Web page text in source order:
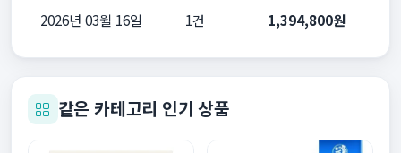
2026년 03월 16일 1건 1,394,800원
같은 카테고리 인기 상품